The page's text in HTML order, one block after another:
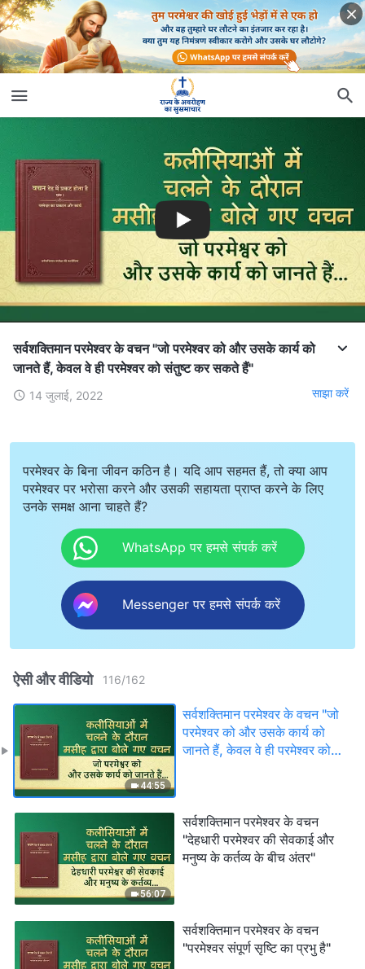
सर्वशक्तिमान परमेश्वर के वचन "जो परमेश्वर को और उसके कार्य को
जानते हैं, केवल वे ही परमेश्वर को संतुष्ट कर सकते हैं"
14 जुलाई, 2022 साझा करें
परमेश्वर के बिना जीवन कठिन है। यदि आप सहमत हैं, तो क्या आप
परमेश्वर पर भरोसा करने और उसकी सहायता प्राप्त करने के लिए
उनके समक्ष आना चाहते हैं?
WhatsApp पर हमसे संपर्क करें
Messenger पर हमसे संपर्क करें
ऐसी और वीडियो 116/162
44:55
सर्वशक्तिमान परमेश्वर के वचन "जो
परमेश्वर को और उसके कार्य को
जानते हैं, केवल वे ही परमेश्वर को
56:07
सर्वशक्तिमान परमेश्वर के वचन
"देहधारी परमेश्वर की सेवकाई और
मनुष्य के कर्तव्य के बीच अंतर"
सर्वशक्तिमान परमेश्वर के वचन
"परमेश्वर संपूर्ण सृष्टि का प्रभु है"